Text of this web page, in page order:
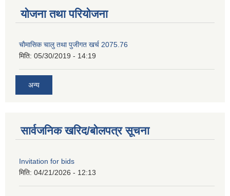
योजना तथा परियोजना
चाैमासिक चालु तथा पुजीगत खर्च 2075.76
मिति: 05/30/2019 - 14:19
अन्य
सार्वजनिक खरिद/बोलपत्र सूचना
Invitation for bids
मिति: 04/21/2026 - 12:13